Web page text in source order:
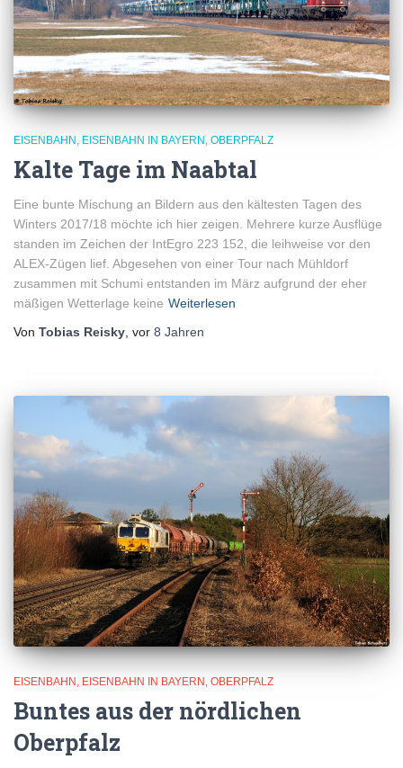
EISENBAHN EISENBAHN IN BAYERN OBERPFALZ
Kalte Tage im Naabtal
Eine bunte Mischung an Bildern aus den kältesten Tagen des
Winters 2017/18 möchte ich hier zeigen. Mehrere kurze Ausflüge
standen im Zeichen der IntEgro 223 152, die leihweise vor den
ALEX-Zügen lief. Abgesehen von einer Tour nach Mühldorf
zusammen mit Schumi entstanden im März aufgrund der eher
mäßigen Wetterlage keine Weiterlesen
Von Tobias Reisky, vor 8 Jahren
EISENBAHN EISENBAHN IN BAYERN OBERPFALZ
Buntes aus der nördlichen
Oberpfalz